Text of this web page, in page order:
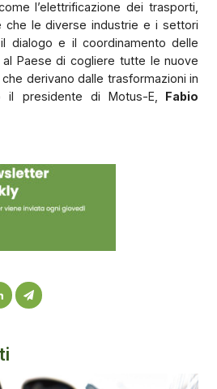
l’elettrificazione dei trasporti,
che le diverse industrie e i settori
dialogo e il coordinamento delle
Paese di cogliere tutte le nuove
derivano dalle trasformazioni in
il presidente di Motus-E,
Fabio